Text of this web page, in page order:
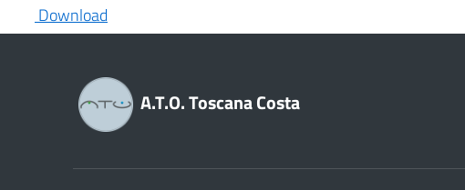
Download
A.T.O. Toscana Costa